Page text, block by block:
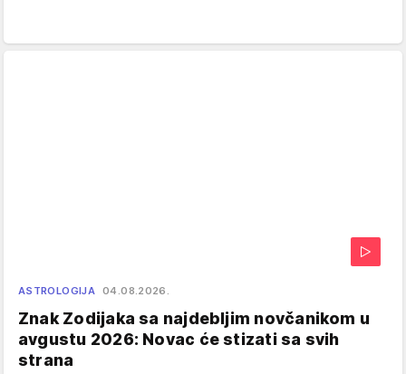
ASTROLOGIJA 04.08.2026.
Znak Zodijaka sa najdebljim novčanikom u
avgustu 2026: Novac će stizati sa svih
strana